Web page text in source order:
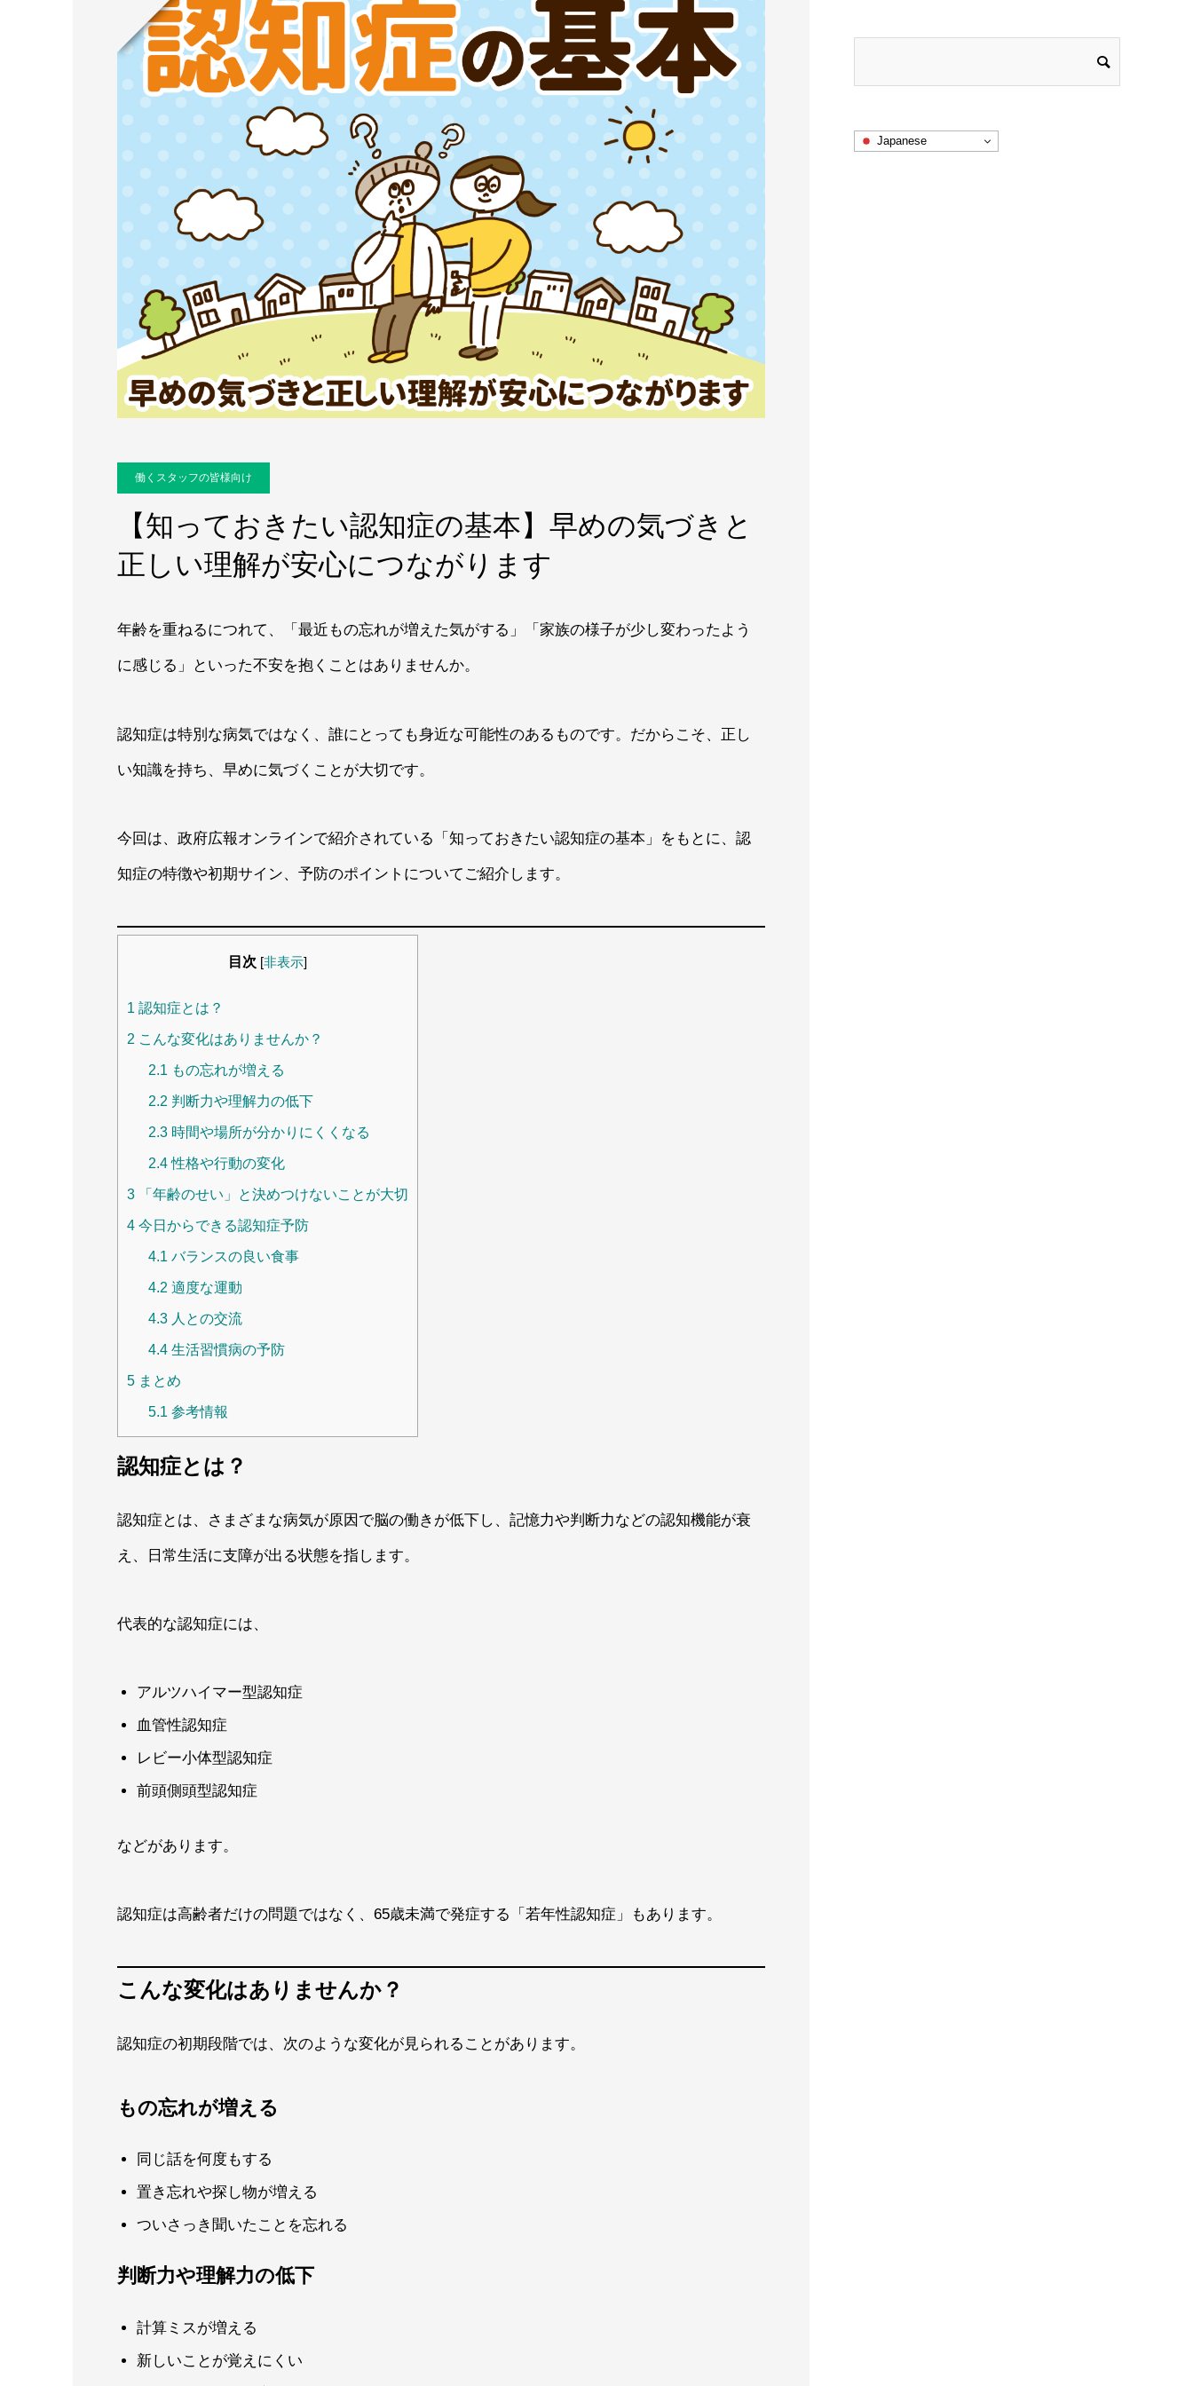
働くスタッフの皆様向け
【知っておきたい認知症の基本】早めの気づきと
正しい理解が安心につながります
年齢を重ねるにつれて、「最近もの忘れが増えた気がする」「家族の様子が少し変わったよう
に感じる」といった不安を抱くことはありませんか。
認知症は特別な病気ではなく、誰にとっても身近な可能性のあるものです。だからこそ、正し
い知識を持ち、早めに気づくことが大切です。
今回は、政府広報オンラインで紹介されている「知っておきたい認知症の基本」をもとに、認
知症の特徴や初期サイン、予防のポイントについてご紹介します。
目次 [非表示]
1 認知症とは？
2 こんな変化はありませんか？
2.1 もの忘れが増える
2.2 判断力や理解力の低下
2.3 時間や場所が分かりにくくなる
2.4性格や行動の変化
3 「年齢のせい」と決めつけないことが大切
4 今日からできる認知症予防
4.1 バランスの良い食事
4.2 適度な運動
4.3 人との交流
4.4 生活習慣病の予防
5 まとめ
5.1 参考情報
認知症とは？
認知症とは、さまざまな病気が原因で脳の働きが低下し、記憶力や判断力などの認知機能が衰
え、日常生活に支障が出る状態を指します。
代表的な認知症には、
アルツハイマー型認知症
血管性認知症
レビー小体型認知症
前頭側頭型認知症
などがあります。
認知症は高齢者だけの問題ではなく、65歳未満で発症する「若年性認知症」もあります。
こんな変化はありませんか？
認知症の初期段階では、次のような変化が見られることがあります。
もの忘れが増える
同じ話を何度もする
置き忘れや探し物が増える
ついさっき聞いたことを忘れる
判断力や理解力の低下
計算ミスが増える
新しいことが覚えにくい
Japanese